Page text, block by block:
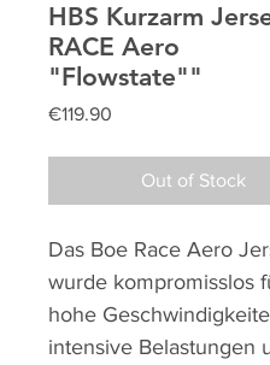
HBS Kurzarm
RACE Aero
"Flowstate""
€119.90
Out of Stock
Das Boe Race Aero
wurde kompromisslos
hohe
intensive Belastungen